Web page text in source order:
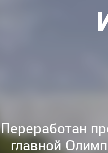
Переработан
главной